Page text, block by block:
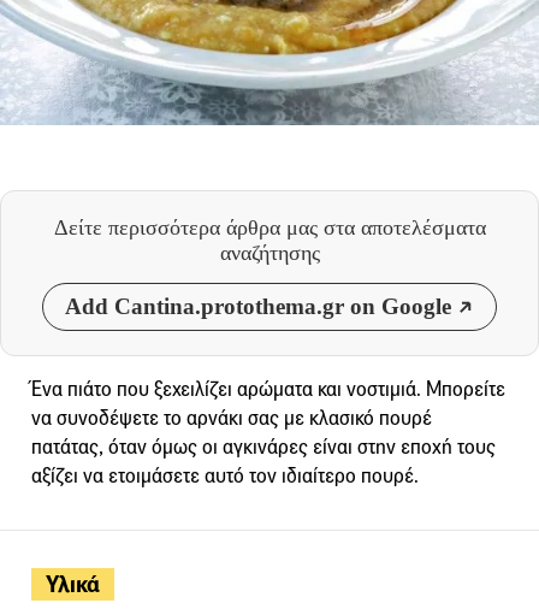
Δείτε περισσότερα άρθρα μας στα αποτελέσματα
αναζήτησης
Add Cantina.protothema.gr on Google
Υλικά
Ένα πιάτο που ξεχειλίζει αρώματα και νοστιμιά. Μπορείτε
να συνοδέψετε το αρνάκι σας με κλασικό πουρέ
πατάτας, όταν όμως οι αγκινάρες είναι στην εποχή τους
αξίζει να ετοιμάσετε αυτό τον ιδιαίτερο πουρέ.